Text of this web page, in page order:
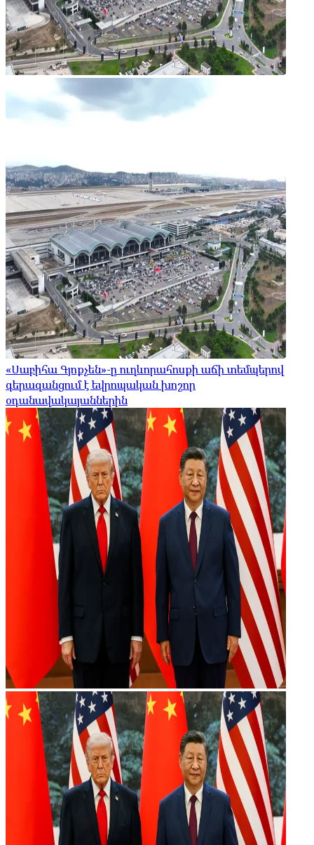
«Սաբիհա Գյոքչեն»-ը ուղևորահոսքի աճի տեմպերով
գերազանցում է եվրոպական խոշոր
օդանավակայաններին